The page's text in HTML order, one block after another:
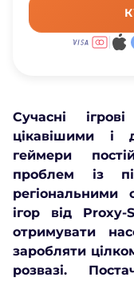
Сучасні
цікавішими і
геймери
проблем із
ігор від
отримувати
заробляти
розвазі.